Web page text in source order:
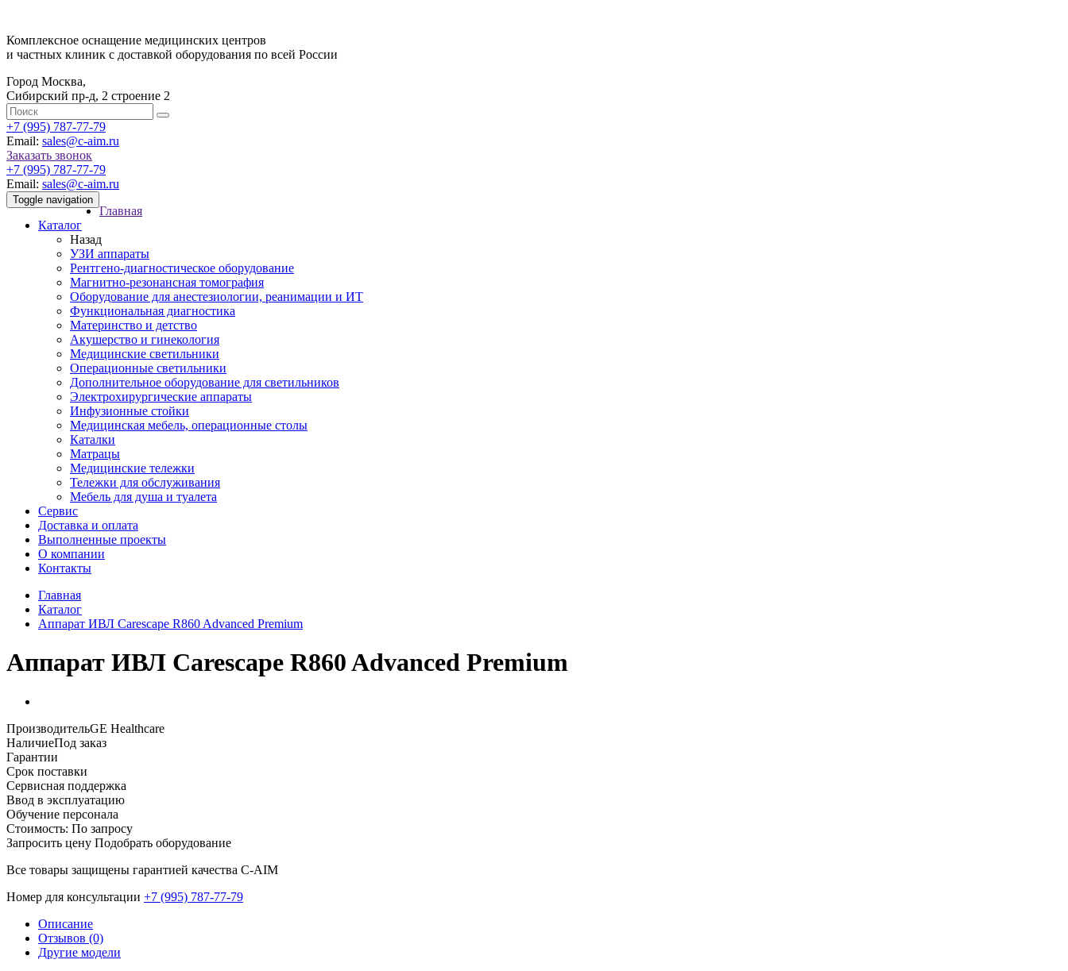
Комплексное оснащение медицинских центров
и частных клиник с доставкой оборудования по всей России
Город Москва,
Сибирский пр-д, 2 строение 2
‎+7 (995) 787-77-79
Email: sales@c-aim.ru
Заказать звонок
‎+7 (995) 787-77-79
Email: sales@c-aim.ru
Toggle navigation
Главная
Каталог
Назад
УЗИ аппараты
Рентгено-диагностическое оборудование
Магнитно-резонансная томография
Оборудование для анестезиологии, реанимации и ИТ
Функциональная диагностика
Материнство и детство
Акушерство и гинекология
Медицинские светильники
Операционные светильники
Дополнительное оборудование для светильников
Электрохирургические аппараты
Инфузионные стойки
Медицинская мебель, операционные столы
Каталки
Матрацы
Медицинские тележки
Тележки для обслуживания
Мебель для душа и туалета
Сервис
Доставка и оплата
Выполненные проекты
О компании
Контакты
Главная
Каталог
Аппарат ИВЛ Carescape R860 Advanced Premium
Аппарат ИВЛ Carescape R860 Advanced Premium
ПроизводительGE Healthcare
НаличиеПод заказ
Гарантии
Срок поставки
Сервисная поддержка
Ввод в эксплуатацию
Обучение персонала
Стоимость: По запросу
Запросить цену Подобрать оборудование
Все товары защищены гарантией качества С-AIM
Номер для консультации ‎+7 (995) 787-77-79
Описание
Отзывов (0)
Другие модели